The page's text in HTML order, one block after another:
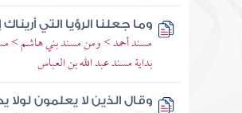
وما جعلنا الرؤيا التي
مسند أحمد > ومن مسند بني هاشم >
بداية مسند عبد الله بن العباس
وقال الذين لا يعلمون لولا